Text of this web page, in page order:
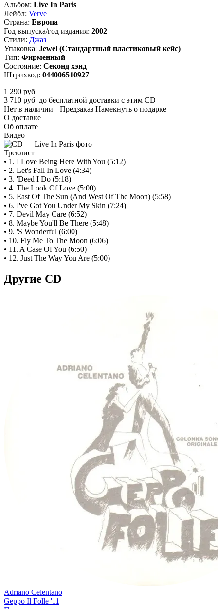
Альбом: Live In Paris
Лейбл: Verve
Страна: Европа
Год выпуска/год издания: 2002
Стили: Джаз
Упаковка: Jewel (Стандартный пластиковый кейс)
Тип: Фирменный
Состояние: Секонд хэнд
Штрихкод: 044006510927
1 290 руб.
3 710 руб. до бесплатной доставки с этим CD
Нет в наличии
Предзаказ Намекнуть о подарке
О доставке
Об оплате
Видео
Треклист
• 1. I Love Being Here With You (5:12)
• 2. Let's Fall In Love (4:34)
• 3. 'Deed I Do (5:18)
• 4. The Look Of Love (5:00)
• 5. East Of The Sun (And West Of The Moon) (5:58)
• 6. I've Got You Under My Skin (7:24)
• 7. Devil May Care (6:52)
• 8. Maybe You'll Be There (5:48)
• 9. 'S Wonderful (6:00)
• 10. Fly Me To The Moon (6:06)
• 11. A Case Of You (6:50)
• 12. Just The Way You Are (5:00)
Другие CD
Adriano Celentano
Geppo Il Folle '11